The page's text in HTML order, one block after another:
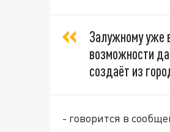
Залужному уже
возможности
создаёт из
- говорится в